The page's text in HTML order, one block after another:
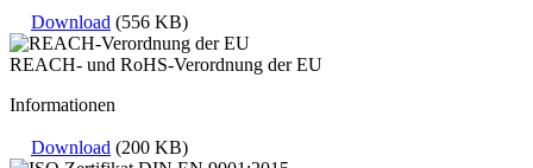
Download (556 KB)
REACH- und RoHS-Verordnung der EU
Informationen
Download (200 KB)